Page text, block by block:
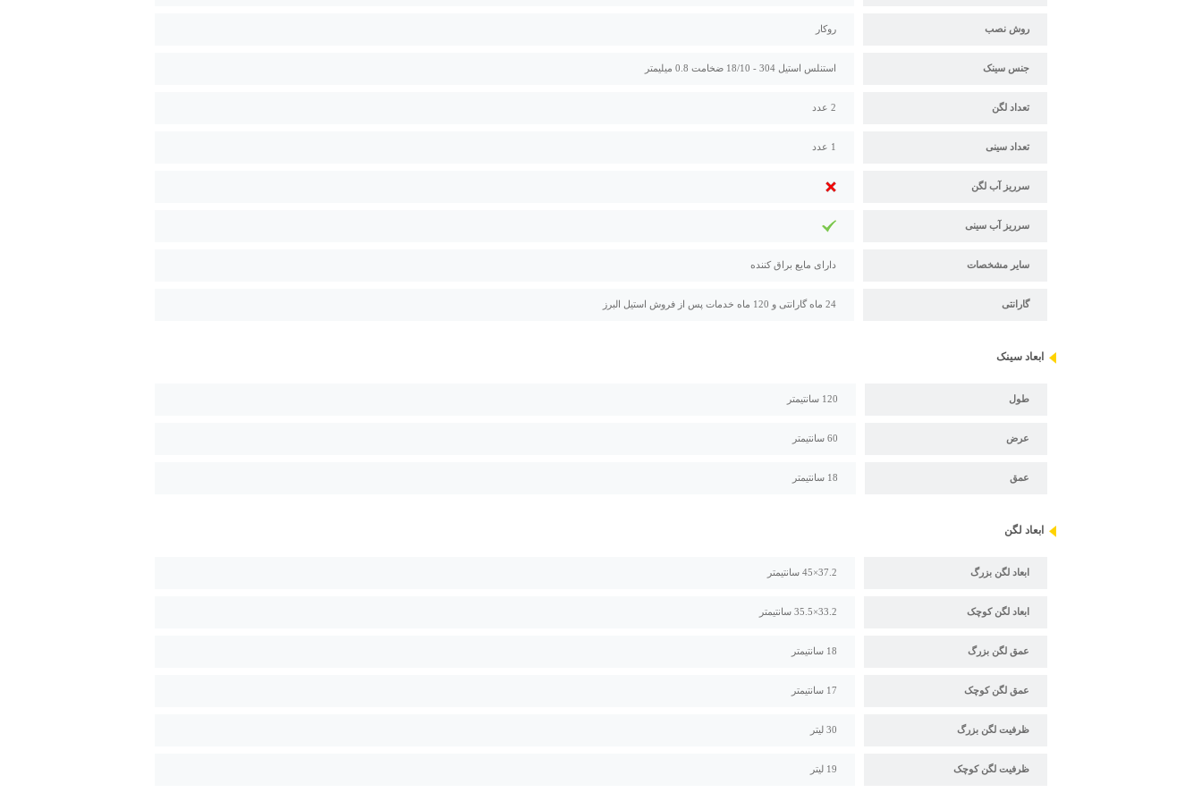
روش نصب روکار
جنس سینک استنلس استیل 304 - 18/10 ضخامت 0.8 میلیمتر
تعداد لگن 2 عدد
تعداد سینی 1 عدد
سرریز آب لگن
سرریز آب سینی
سایر مشخصات دارای مایع براق کننده
گارانتی 24 ماه گارانتی و 120 ماه خدمات پس از فروش استیل البرز
ابعاد سینک
طول 120 سانتیمتر
عرض 60 سانتیمتر
عمق 18 سانتیمتر
ابعاد لگن
ابعاد لگن بزرگ 37.2×45 سانتیمتر
ابعاد لگن کوچک 33.2×35.5 سانتیمتر
عمق لگن بزرگ 18 سانتیمتر
عمق لگن کوچک 17 سانتیمتر
ظرفیت لگن بزرگ 30 لیتر
ظرفیت لگن کوچک 19 لیتر